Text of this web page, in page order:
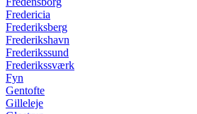
Fredericia
Frederiksberg
Frederikshavn
Frederikssund
Frederikssværk
Fyn
Gentofte
Gilleleje